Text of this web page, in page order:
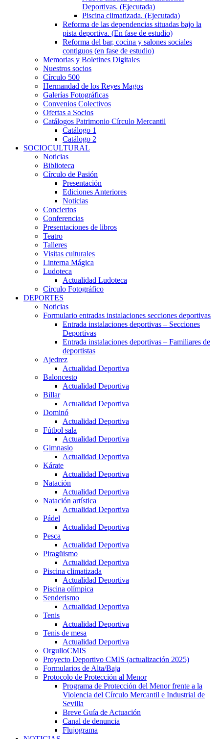
Deportivas. (Ejecutada)
Piscina climatizada. (Ejecutada)
Reforma de las dependencias situadas bajo la
pista deportiva. (En fase de estudio)
Reforma del bar, cocina y salones sociales
contiguos (en fase de estudio)
Memorias y Boletines Digitales
Nuestros socios
Círculo 500
Hermandad de los Reyes Magos
Galerías Fotográficas
Convenios Colectivos
Ofertas a Socios
Catálogos Patrimonio Círculo Mercantil
Catálogo 1
Catálogo 2
SOCIOCULTURAL
Noticias
Biblioteca
Círculo de Pasión
Presentación
Ediciones Anteriores
Noticias
Conciertos
Conferencias
Presentaciones de libros
Teatro
Talleres
Visitas culturales
Linterna Mágica
Ludoteca
Actualidad Ludoteca
Círculo Fotográfico
DEPORTES
Noticias
Formulario entradas instalaciones secciones deportivas
Entrada instalaciones deportivas – Secciones
Deportivas
Entrada instalaciones deportivas – Familiares de
deportistas
Ajedrez
Actualidad Deportiva
Baloncesto
Actualidad Deportiva
Billar
Actualidad Deportiva
Dominó
Actualidad Deportiva
Fútbol sala
Actualidad Deportiva
Gimnasio
Actualidad Deportiva
Kárate
Actualidad Deportiva
Natación
Actualidad Deportiva
Natación artística
Actualidad Deportiva
Pádel
Actualidad Deportiva
Pesca
Actualidad Deportiva
Piragüismo
Actualidad Deportiva
Piscina climatizada
Actualidad Deportiva
Piscina olímpica
Senderismo
Actualidad Deportiva
Tenis
Actualidad Deportiva
Tenis de mesa
Actualidad Deportiva
OrgulloCMIS
Proyecto Deportivo CMIS (actualización 2025)
Formularios de Alta/Baja
Protocolo de Protección al Menor
Programa de Protección del Menor frente a la
Violencia del Círculo Mercantil e Industrial de
Sevilla
Breve Guía de Actuación
Canal de denuncia
Flujograma